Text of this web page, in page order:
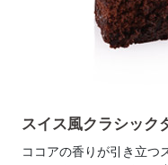
スイス風クラシック
ココアの香りが引き立つ